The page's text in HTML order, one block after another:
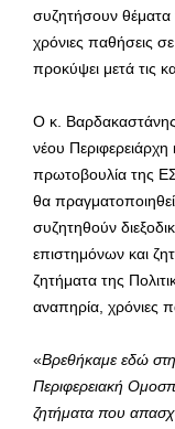
συζητήσουν
χρόνιες παθήσεις
προκύψει μετά τις
Ο κ.
νέου
πρωτοβουλία της
θα
συζητηθούν
επιστημόνων και
ζητήματα της
αναπηρία, χρόνιες
«Βρεθήκαμε εδώ
Περιφερειακή
ζητήματα που